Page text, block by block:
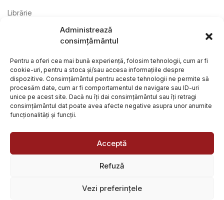
Administrează
consimțământul
Pentru a oferi cea mai bună experiență, folosim tehnologii, cum ar fi
cookie-uri, pentru a stoca și/sau accesa informațiile despre
dispozitive. Consimțământul pentru aceste tehnologii ne permite să
procesăm date, cum ar fi comportamentul de navigare sau ID-uri
unice pe acest site. Dacă nu îți dai consimțământul sau îți retragi
consimțământul dat poate avea afecte negative asupra unor anumite
funcționalități și funcții.
Acceptă
Refuză
Vezi preferințele
Librărie
@ Librăria Arcana. Toate drepturile rezervate. Site creat de